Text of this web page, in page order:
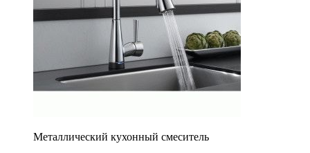
Металлический кухонный смеситель